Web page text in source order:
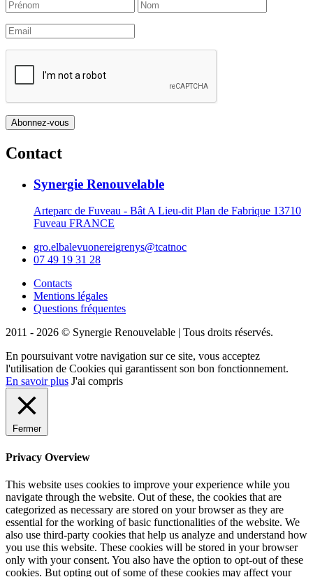
Contact
Synergie Renouvelable
Arteparc de Fuveau - Bât A Lieu-dit Plan de Fabrique 13710
Fuveau FRANCE
gro.elbalevuonereigrenys@tcatnoc
07 49 19 31 28
Contacts
Mentions légales
Questions fréquentes
2011 - 2026 © Synergie Renouvelable |
Tous droits réservés.
En poursuivant votre navigation sur ce site, vous acceptez
l'utilisation de Cookies qui garantissent son bon fonctionnement.
En savoir plus J'ai compris
Fermer
Privacy Overview
This website uses cookies to improve your experience while you
navigate through the website. Out of these, the cookies that are
categorized as necessary are stored on your browser as they are
essential for the working of basic functionalities of the website. We
also use third-party cookies that help us analyze and understand how
you use this website. These cookies will be stored in your browser
only with your consent. You also have the option to opt-out of these
cookies. But opting out of some of these cookies may affect your